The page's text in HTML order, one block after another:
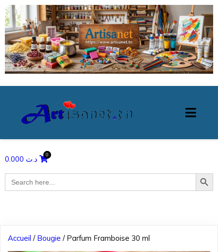
د.ت
Search
for:
Search Button
Accueil / Bougie / Parfum Framboise 30 ml